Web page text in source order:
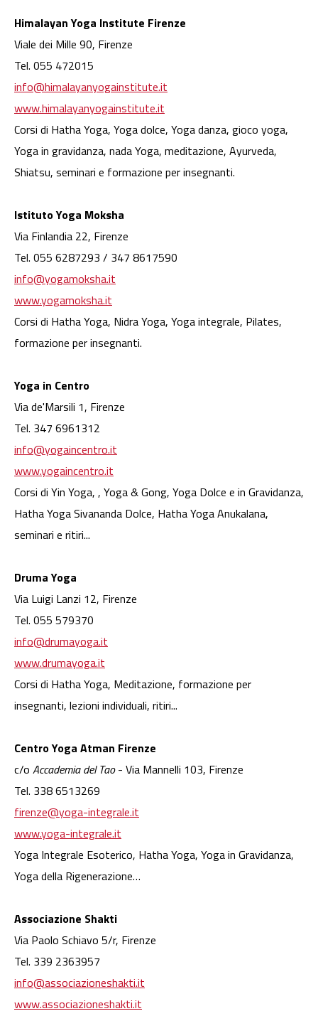
Himalayan Yoga Institute Firenze
Viale dei Mille 90, Firenze
Tel. 055 472015
info@himalayanyogainstitute.it
www.himalayanyogainstitute.it
Corsi di Hatha Yoga, Yoga dolce, Yoga danza, gioco yoga,
Yoga in gravidanza, nada Yoga, meditazione, Ayurveda,
Shiatsu, seminari e formazione per insegnanti.
Istituto Yoga Moksha
Via Finlandia 22, Firenze
Tel. 055 6287293 / 347 8617590
info@yogamoksha.it
www.yogamoksha.it
Corsi di Hatha Yoga, Nidra Yoga, Yoga integrale, Pilates,
formazione per insegnanti.
Yoga in Centro
Via de'Marsili 1, Firenze
Tel. 347 6961312
info@yogaincentro.it
www.yogaincentro.it
Corsi di Yin Yoga, , Yoga & Gong, Yoga Dolce e in Gravidanza,
Hatha Yoga Sivananda Dolce, Hatha Yoga Anukalana,
seminari e ritiri...
Druma Yoga
Via Luigi Lanzi 12, Firenze
Tel. 055 579370
info@drumayoga.it
www.drumayoga.it
Corsi di Hatha Yoga, Meditazione, formazione per
insegnanti, lezioni individuali, ritiri...
Centro Yoga Atman Firenze
c/o Accademia del Tao- Via Mannelli 103, Firenze
Tel. 338 6513269
firenze@yoga-integrale.it
www.yoga-integrale.it
Yoga Integrale Esoterico, Hatha Yoga, Yoga in Gravidanza,
Yoga della Rigenerazione…
Associazione Shakti
Via Paolo Schiavo 5/r, Firenze
Tel. 339 2363957
info@associazioneshakti.it
www.associazioneshakti.it